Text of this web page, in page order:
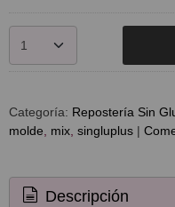
Categoría: Repostería Sin
molde
mix singluplus |
Descripción